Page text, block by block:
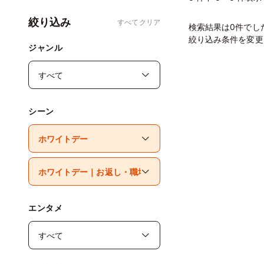
絞り込み すべてクリア
ジャンル
シーン
エンタメ
検索結果は0件でし
絞り込み条件を変